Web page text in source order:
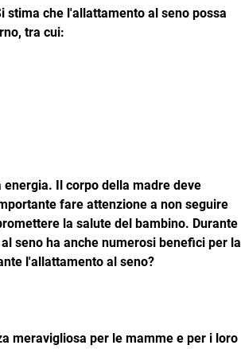
tra cui:
Il corpo della madre deve
fare attenzione a non seguire
la salute del bambino. Durante
seno ha anche numerosi benefici per la
l'allattamento al seno?
meravigliosa per le mamme e per i loro